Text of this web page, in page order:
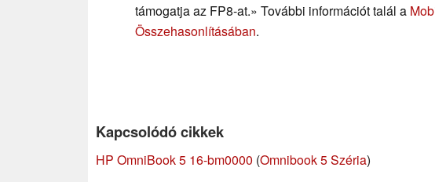
támogatja az FP8-at.» További információt talál a
Összehasonlításában.
Kapcsolódó cikkek
HP OmniBook 5 16-bm0000 (Omnibook 5 Széria)